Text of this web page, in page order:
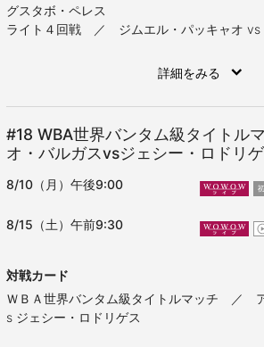
グスタボ・ペレス
ライト４回戦 ／ ジムエル・パッキャオ vs
詳細をみる
#18 WBA世界バンタム級タイトル
オ・バルガスvsジェシー・ロドリ
8/10（月）午後9:00
8/15（土）午前9:30
対戦カード
ＷＢＡ世界バンタム級タイトルマッチ ／
s ジェシー・ロドリゲス